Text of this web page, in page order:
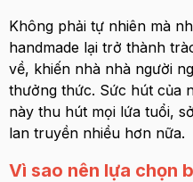
Không phải tự nhiên mà
handmade lại trở thành
về, khiến nhà nhà người
thưởng thức. Sức hút của
này thu hút mọi lứa tuổi,
lan truyền nhiều hơn nữa.
Vì sao nên lựa chọn